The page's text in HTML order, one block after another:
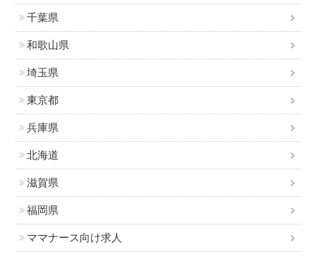
千葉県
和歌山県
埼玉県
東京都
兵庫県
北海道
滋賀県
福岡県
ママナース向け求人